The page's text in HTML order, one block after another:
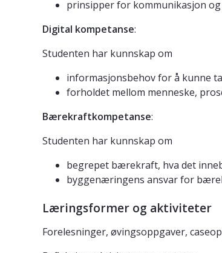
prinsipper for kommunikasjon
Digital kompetanse:
Studenten har kunnskap om
informasjonsbehov for å kunne
forholdet mellom menneske,
Bærekraftkompetanse:
Studenten har kunnskap om
begrepet bærekraft, hva det
byggenæringens ansvar for
Læringsformer og aktiviteter
Forelesninger, øvingsoppgaver,